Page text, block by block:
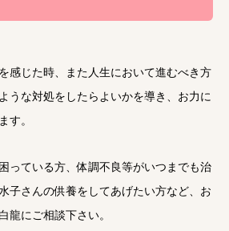
感じた時、また人生において進むべき方
うな対処をしたらよいかを導き、お力に
す。
っている方、体調不良等がいつまでも治
子さんの供養をしてあげたい方など、お
龍にご相談下さい。